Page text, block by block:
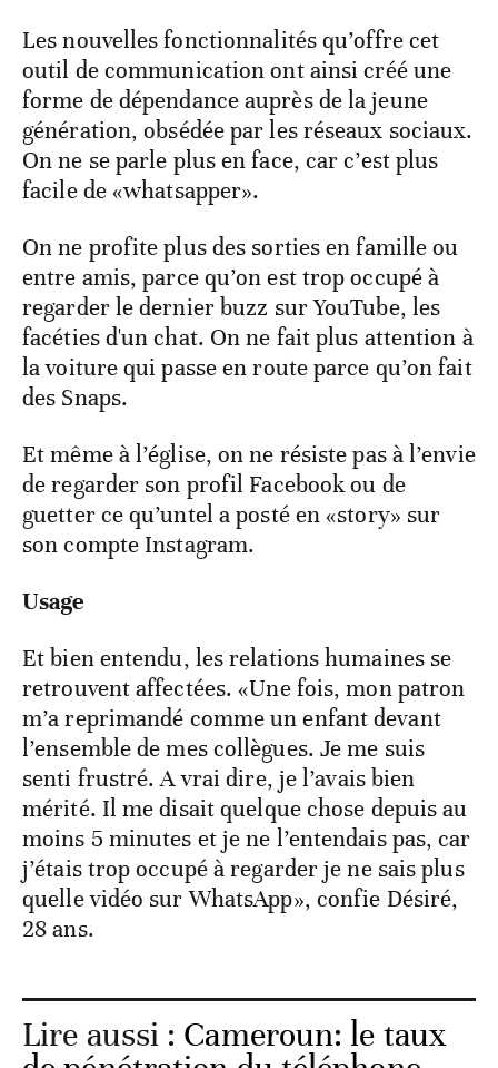
Les nouvelles fonctionnalités qu’offre cet
outil de communication ont ainsi créé une
forme de dépendance auprès de la jeune
génération, obsédée par les réseaux sociaux.
On ne se parle plus en face, car c’est plus
facile de «whatsapper».
On ne profite plus des sorties en famille ou
entre amis, parce qu’on est trop occupé à
regarder le dernier buzz sur YouTube, les
facéties d'un chat. On ne fait plus attention à
la voiture qui passe en route parce qu’on fait
des Snaps.
Et même à l’église, on ne résiste pas à l’envie
de regarder son profil Facebook ou de
guetter ce qu’untel a posté en «story» sur
son compte Instagram.
Usage
Et bien entendu, les relations humaines se
retrouvent affectées. «Une fois, mon patron
m’a reprimandé comme un enfant devant
l’ensemble de mes collègues. Je me suis
senti frustré. A vrai dire, je l’avais bien
mérité. Il me disait quelque chose depuis au
moins 5 minutes et je ne l’entendais pas, car
j’étais trop occupé à regarder je ne sais plus
quelle vidéo sur WhatsApp», confie Désiré,
28 ans.
Lire aussi : Cameroun: le taux